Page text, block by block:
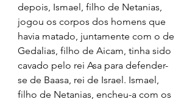
depois, Ismael, filho de Netanias,
jogou os corpos dos homens que
havia matado, juntamente com o de
Gedalias, filho de Aicam, tinha sido
cavado pelo rei Asa para defender-
se de Baasa, rei de Israel. Ismael,
filho de Netanias, encheu-a com os